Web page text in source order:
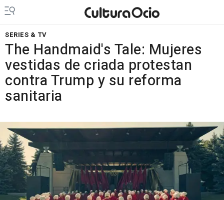
SERIES & TV
The Handmaid's Tale: Mujeres
vestidas de criada protestan
contra Trump y su reforma
sanitaria